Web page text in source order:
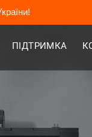
ПІДТРИМКА